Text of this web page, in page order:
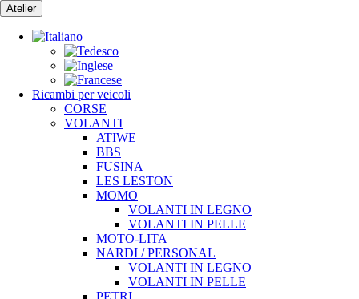
Vai
al
contenuto
Atelier
Ricambi per veicoli
CORSE
VOLANTI
ATIWE
BBS
FUSINA
LES LESTON
MOMO
VOLANTI IN LEGNO
VOLANTI IN PELLE
MOTO-LITA
NARDI / PERSONAL
VOLANTI IN LEGNO
VOLANTI IN PELLE
PETRI